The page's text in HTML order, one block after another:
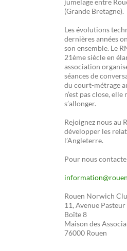
jumelage entre
(Grande Bretagne).
Les évolutions
dernières années
son ensemble. Le
21ème siècle en
association
séances de
du court-métrage
n’est pas close,
s’allonger.
Rejoignez nous au
développer les
l’Angleterre.
Pour nous
Rouen Norwich
11, Avenue Pasteur
Boîte 8
Maison des
76000 Rouen